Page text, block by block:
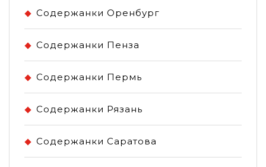
Содержанки Оренбург
Содержанки Пенза
Содержанки Пермь
Содержанки Рязань
Содержанки Саратова